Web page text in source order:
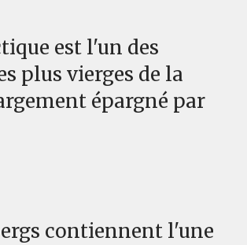
est l'un des
plus vierges de la
épargné par
contiennent l'une